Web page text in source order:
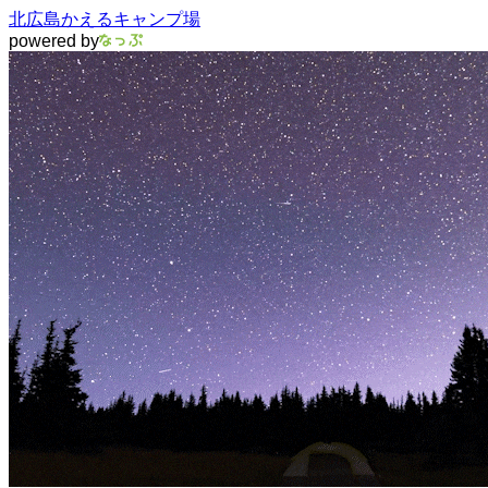
北広島かえるキャンプ場
powered by